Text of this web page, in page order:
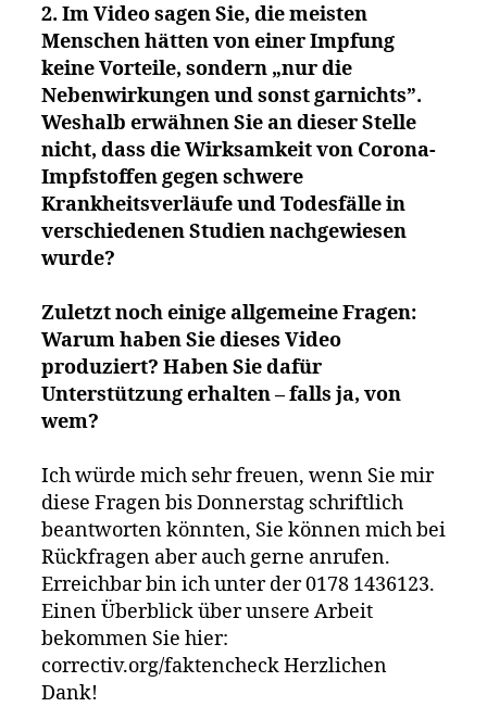
2. Im Video sagen Sie, die meisten
Menschen hätten von einer Impfung
keine Vorteile, sondern „nur die
Nebenwirkungen und sonst garnichts”.
Weshalb erwähnen Sie an dieser Stelle
nicht, dass die Wirksamkeit von Corona-
Impfstoffen gegen schwere
Krankheitsverläufe und Todesfälle in
verschiedenen Studien nachgewiesen
wurde?
Zuletzt noch einige allgemeine Fragen:
Warum haben Sie dieses Video
produziert? Haben Sie dafür
Unterstützung erhalten – falls ja, von
wem?
Ich würde mich sehr freuen, wenn Sie mir
diese Fragen bis Donnerstag schriftlich
beantworten könnten, Sie können mich bei
Rückfragen aber auch gerne anrufen.
Erreichbar bin ich unter der 0178 1436123.
Einen Überblick über unsere Arbeit
bekommen Sie hier:
correctiv.org/faktencheck Herzlichen
Dank!